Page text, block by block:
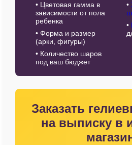
• Цветовая гамма в
зависимости от пола
ребенка
• Форма и размер
(арки, фигуры)
• Количество шаров
под ваш бюджет
•
•
Заказать
на выписку в